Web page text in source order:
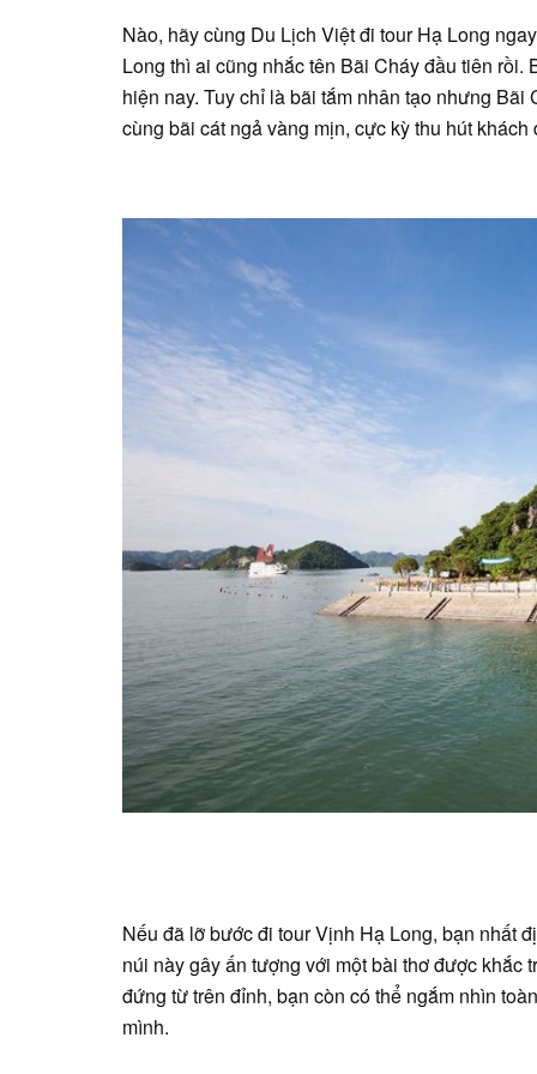
Nào, hãy cùng Du Lịch Việt đi tour Hạ Long
Long thì ai cũng nhắc tên Bãi Cháy đầu tiên
hiện nay. Tuy chỉ là bãi tắm nhân tạo nhưng
cùng bãi cát ngả vàng mịn, cực kỳ thu hút
Nếu đã lỡ bước đi tour Vịnh Hạ Long, bạn nhất
núi này gây ấn tượng với một bài thơ được khắc
đứng từ trên đỉnh, bạn còn có thể ngắm nhìn
mình.